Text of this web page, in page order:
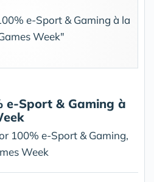
e-Sport & Gaming à
100% e-Sport & Gaming,
Week